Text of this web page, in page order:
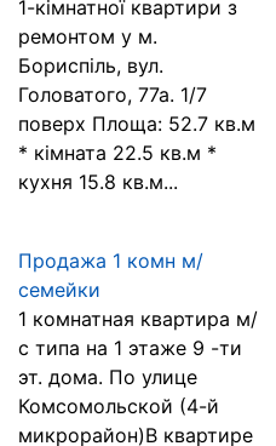
1-кімнатної квартири з
ремонтом у м.
Бориспіль, вул.
Головатого, 77а. 1/7
поверх Площа: 52.7 кв.м
* кімната 22.5 кв.м *
кухня 15.8 кв.м...
Продажа 1 комн м/
семейки
1 комнатная квартира м/
с типа на 1 этаже 9 -ти
эт. дома. По улице
Комсомольской (4-й
микрорайон)В квартире